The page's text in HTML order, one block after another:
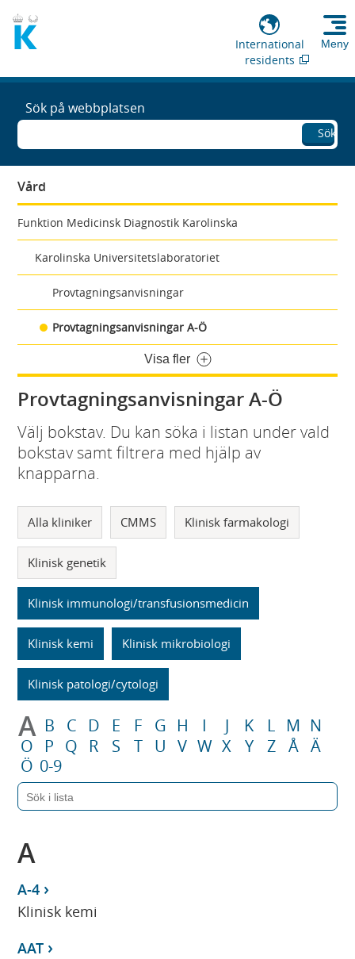
International
residents
Meny
Sök på webbplatsen
Sök
Vård
Funktion Medicinsk Diagnostik Karolinska
Karolinska Universitetslaboratoriet
Provtagningsanvisningar
Provtagningsanvisningar A-Ö
Visa fler
Provtagningsanvisningar A-Ö
Välj bokstav. Du kan söka i listan under vald
bokstav samt filtrera med hjälp av
knapparna.
Alla kliniker CMMS Klinisk farmakologi
Klinisk genetik
Klinisk immunologi/transfusionsmedicin
Klinisk kemi Klinisk mikrobiologi
Klinisk patologi/cytologi
A B C D E F G H I J K L M N
O
P Q R S T U V W X Y Z Å Ä
Ö 0-9
A
A-4
Klinisk kemi
AAT